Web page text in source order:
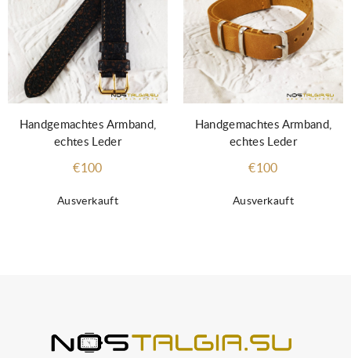
Ausverkauft
Handgemachtes Armband,
echtes Leder
€100
Ausverkauft
Handgemachtes Armband,
echtes Leder
€100